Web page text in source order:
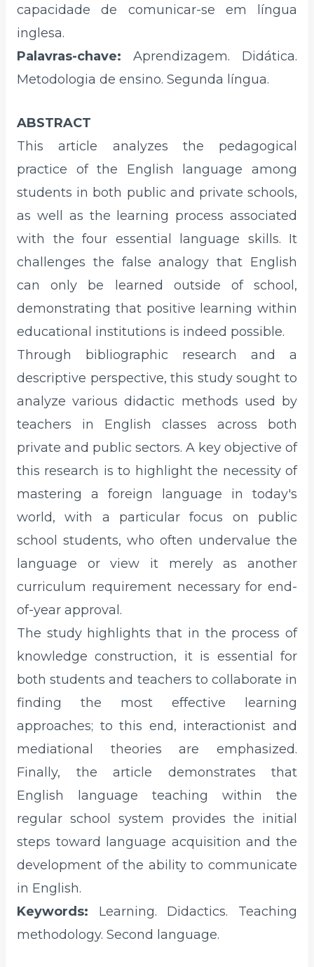
capacidade de comunicar-se em língua
inglesa.
Palavras-chave: Aprendizagem. Didática.
Metodologia de ensino. Segunda língua.
ABSTRACT
This article analyzes the pedagogical
practice of the English language among
students in both public and private schools,
as well as the learning process associated
with the four essential language skills. It
challenges the false analogy that English
can only be learned outside of school,
demonstrating that positive learning within
educational institutions is indeed possible.
Through bibliographic research and a
descriptive perspective, this study sought to
analyze various didactic methods used by
teachers in English classes across both
private and public sectors. A key objective of
this research is to highlight the necessity of
mastering a foreign language in today's
world, with a particular focus on public
school students, who often undervalue the
language or view it merely as another
curriculum requirement necessary for end-
of-year approval.
The study highlights that in the process of
knowledge construction, it is essential for
both students and teachers to collaborate in
finding the most effective learning
approaches; to this end, interactionist and
mediational theories are emphasized.
Finally, the article demonstrates that
English language teaching within the
regular school system provides the initial
steps toward language acquisition and the
development of the ability to communicate
in English.
Keywords: Learning. Didactics. Teaching
methodology. Second language.